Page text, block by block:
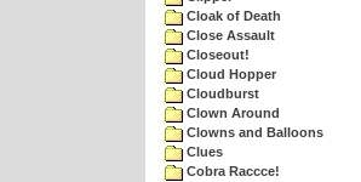
Cloak of Death
Close Assault
Closeout!
Cloud Hopper
Cloudburst
Clown Around
Clowns and Balloons
Clues
Cobra Raccce!